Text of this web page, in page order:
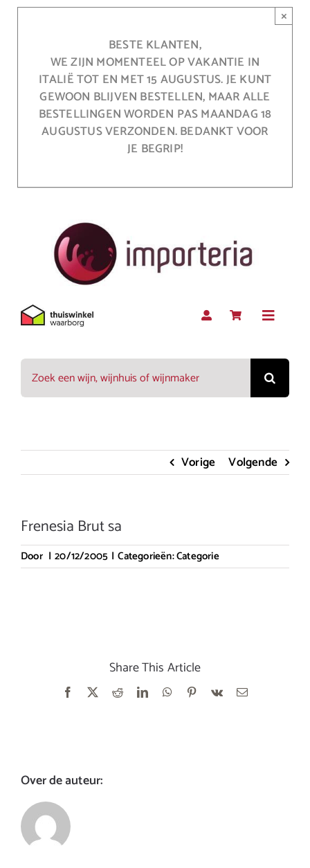
BESTE KLANTEN,
WE ZIJN MOMENTEEL OP VAKANTIE IN
ITALIË TOT EN MET 15 AUGUSTUS. JE KUNT
GEWOON BLIJVEN BESTELLEN, MAAR ALLE
BESTELLINGEN WORDEN PAS MAANDAG 18
AUGUSTUS VERZONDEN. BEDANKT VOOR
JE BEGRIP!
×
Toggle
Rood
Zoeken
naar:
Vorige Volgende
Frenesia Brut sa
Door | 20/12/2005 | Categorieën:Categorie
Share This Article
Facebook RedditLinkedInWhatsApp
Pinterest
Vk
E-
Over de auteur: